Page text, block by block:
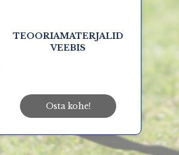
TEOORIAMATERJALID
VEEBIS
Osta kohe!